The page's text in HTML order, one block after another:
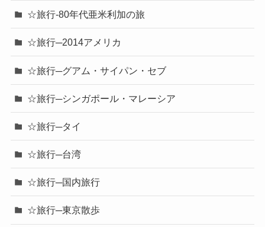
☆旅行-80年代亜米利加の旅
☆旅行─2014アメリカ
☆旅行─グアム・サイパン・セブ
☆旅行─シンガポール・マレーシア
☆旅行─タイ
☆旅行─台湾
☆旅行─国内旅行
☆旅行─東京散歩